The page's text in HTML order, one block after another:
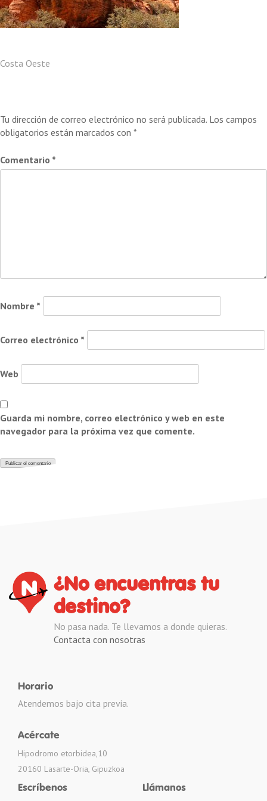
Navegación
Costa Oeste
Tu dirección de correo electrónico no será publicada. Los campos
obligatorios están marcados con *
Comentario *
Nombre *
Correo electrónico *
Web
Guarda mi nombre, correo electrónico y web en este
navegador para la próxima vez que comente.
¿No encuentras tu
destino?
No pasa nada. Te llevamos a donde quieras.
Contacta con nosotras
Horario
Atendemos bajo cita previa.
Acércate
Hipodromo etorbidea,10
20160 Lasarte-Oria, Gipuzkoa
Escríbenos Llámanos